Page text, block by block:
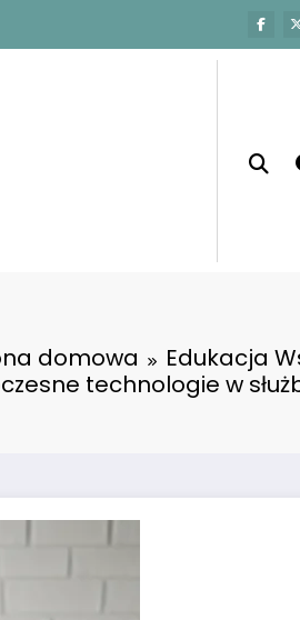
domowa
Edukacja
technologie w